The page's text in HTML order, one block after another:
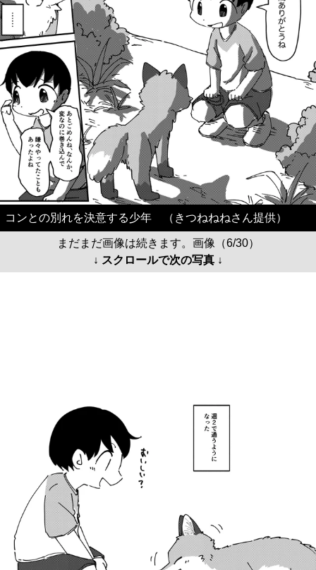
コンとの別れを決意する少年 （きつねねねさん提供）
まだまだ画像は続きます。画像（6/30）
↓ スクロールで次の写真 ↓